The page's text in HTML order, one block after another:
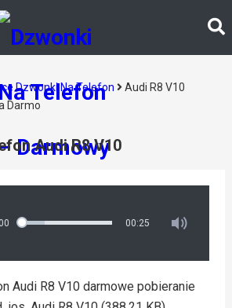
Dzwonki Na Telefon
Audi R8 V10
Darmo
Audi R8 V10
00:25
Audi R8 V10 darmowe pobieranie